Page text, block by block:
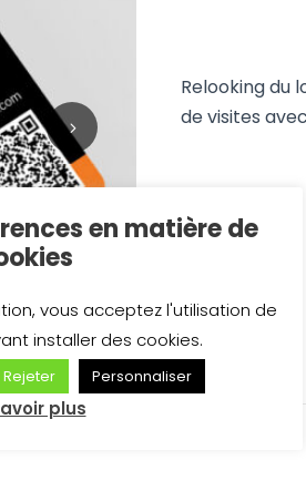
Relooking du
de visites
en matière de
vous acceptez l'utilisation de
installer des cookies.
Rejeter Personnaliser
plus